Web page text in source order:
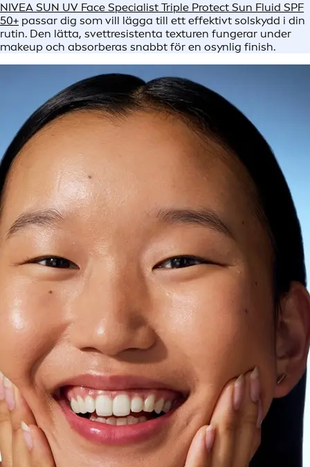
NIVEA SUN UV Face Specialist Triple Protect Sun Fluid SPF
50+ passar dig som vill lägga till ett effektivt solskydd i din
rutin. Den lätta, svettresistenta texturen fungerar under
makeup och absorberas snabbt för en osynlig finish.